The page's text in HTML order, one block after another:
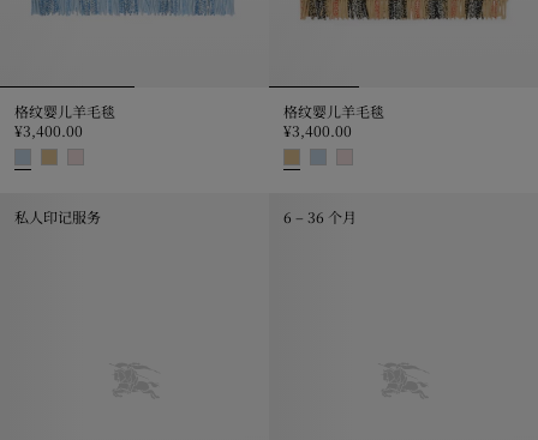
格纹婴儿羊毛毯
¥3,400.00
格纹婴儿羊毛毯
¥3,400.00
私人印记服务 6 – 36 个月